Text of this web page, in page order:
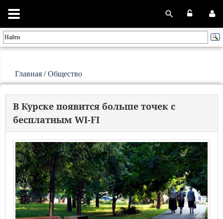
Главная /Общество
В Курске появится больше точек с
бесплатным WI-FI